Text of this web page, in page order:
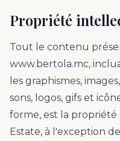
Propriété
Tout le contenu
www.bertola.mc,
les graphismes,
sons, logos, gifs et
forme, est la propriété
Estate, à l'exception